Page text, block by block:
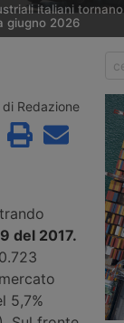
italiani tornano
giugno 2026
industriali oltre le
il primo
unità (+3,32%).
dal segmento
e dai trattori
di Redazione
del 2017.
5,7%